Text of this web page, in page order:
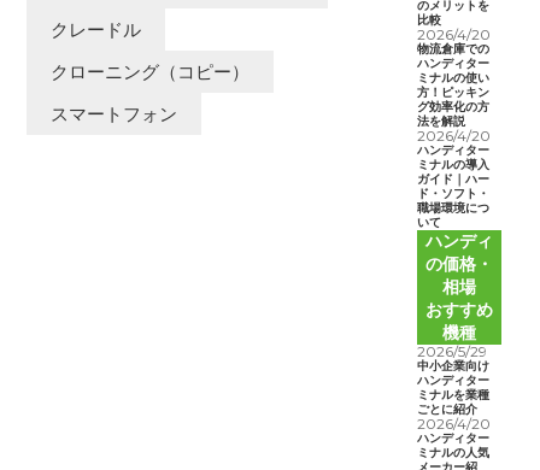
クレードル
クローニング（コピー）
スマートフォン
のメリットを
比較
2026/4/20
物流倉庫での
ハンディター
ミナルの使い
方！ピッキン
グ効率化の方
法を解説
2026/4/20
ハンディター
ミナルの導入
ガイド｜ハー
ド・ソフト・
職場環境につ
いて
ハンディ
の価格・
相場
おすすめ
機種
2026/5/29
中小企業向け
ハンディター
ミナルを業種
ごとに紹介
2026/4/20
ハンディター
ミナルの人気
メーカー紹